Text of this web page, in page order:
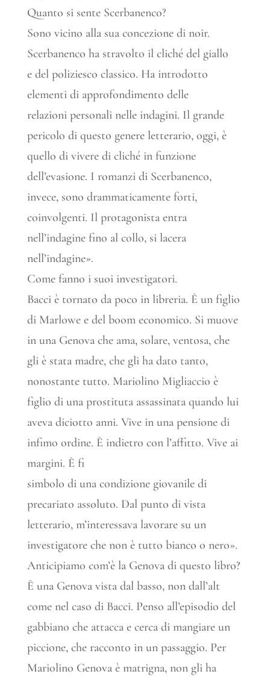
Quanto si sente Scerbanenco?
Sono vicino alla sua concezione di noir.
Scerbanenco ha stravolto il cliché del giallo
e del poliziesco classico. Ha introdotto
elementi di approfondimento delle
relazioni personali nelle indagini. Il grande
pericolo di questo genere letterario, oggi, è
quello di vivere di cliché in funzione
dell’evasione. I romanzi di Scerbanenco,
invece, sono drammaticamente forti,
coinvolgenti. Il protagonista entra
nell’indagine fino al collo, si lacera
nell’indagine».
Come fanno i suoi investigatori.
Bacci è tornato da poco in libreria. È un figlio
di Marlowe e del boom economico. Si muove
in una Genova che ama, solare, ventosa, che
gli è stata madre, che gli ha dato tanto,
nonostante tutto. Mariolino Migliaccio è
figlio di una prostituta assassinata quando lui
aveva diciotto anni. Vive in una pensione di
infimo ordine. È indietro con l’affitto. Vive ai
margini. È fi
simbolo di una condizione giovanile di
precariato assoluto. Dal punto di vista
letterario, m’interessava lavorare su un
investigatore che non è tutto bianco o nero».
Anticipiamo com’è la Genova di questo libro?
È una Genova vista dal basso, non dall’alt
come nel caso di Bacci. Penso all’episodio del
gabbiano che attacca e cerca di mangiare un
piccione, che racconto in un passaggio. Per
Mariolino Genova è matrigna, non gli ha